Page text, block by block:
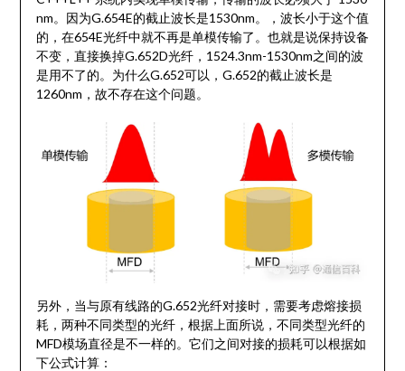
nm。因为G.654E的截止波长是1530nm。，波长小于这个值
的，在654E光纤中就不再是单模传输了。也就是说保持设备
不变，直接换掉G.652D光纤，1524.3nm-1530nm之间的波
是用不了的。为什么G.652可以，G.652的截止波长是
1260nm，故不存在这个问题。
另外，当与原有线路的G.652光纤对接时，需要考虑熔接损
耗，两种不同类型的光纤，根据上面所说，不同类型光纤的
MFD模场直径是不一样的。它们之间对接的损耗可以根据如
下公式计算：